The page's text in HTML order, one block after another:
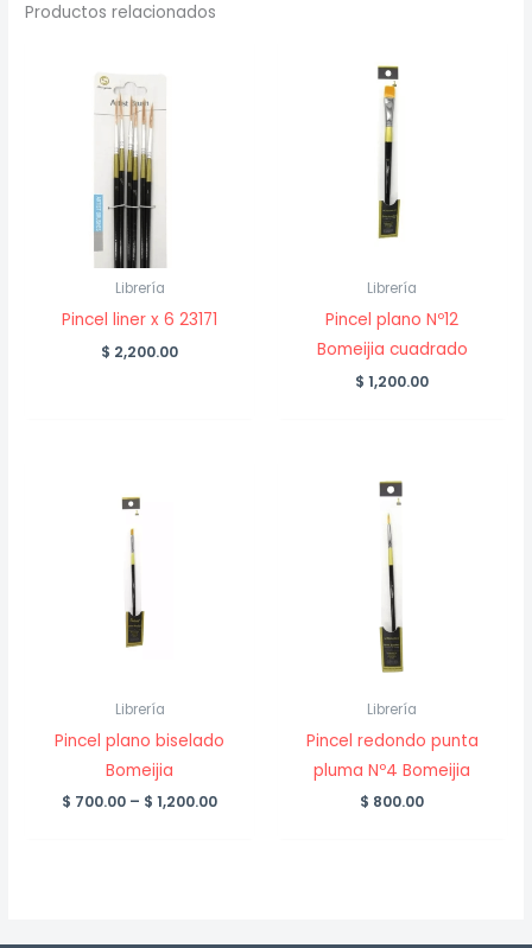
Productos relacionados
Librería
Pincel liner x 6 23171
$ 2,200.00
Librería
Pincel plano Nº12
Bomeijia cuadrado
$ 1,200.00
Librería
Pincel plano biselado
Bomeijia
$ 700.00 – $ 1,200.00Price
Librería
Pincel redondo punta
pluma Nº4 Bomeijia
$ 800.00